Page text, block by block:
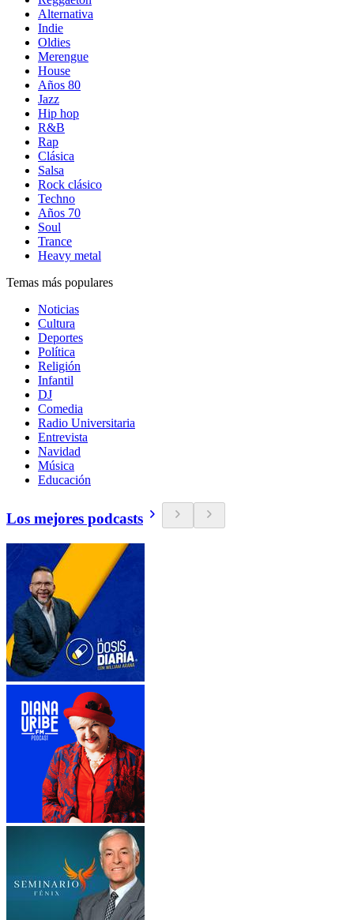
Alternativa
Indie
Oldies
Merengue
House
Años 80
Jazz
Hip hop
R&B
Rap
Clásica
Salsa
Rock clásico
Techno
Años 70
Soul
Trance
Heavy metal
Temas más populares
Noticias
Cultura
Deportes
Política
Religión
Infantil
DJ
Comedia
Radio Universitaria
Entrevista
Navidad
Música
Educación
Los mejores podcasts